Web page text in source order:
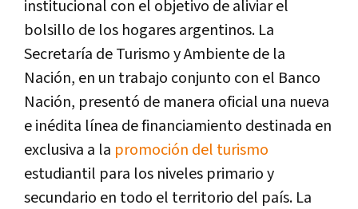
institucional con el objetivo de aliviar el
bolsillo de los hogares argentinos. La
Secretaría de Turismo y Ambiente de la
Nación, en un trabajo conjunto con el Banco
Nación, presentó de manera oficial una nueva
e inédita línea de financiamiento destinada en
exclusiva a la promoción del turismo
estudiantil para los niveles primario y
secundario en todo el territorio del país. La